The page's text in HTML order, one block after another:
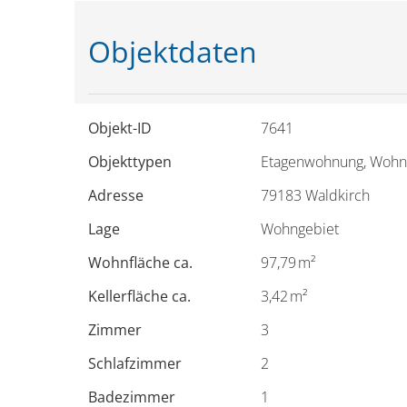
Objektdaten
Objekt-ID
7641
Objekttypen
Etagenwohnung,
Adresse
79183 Waldkirch
Lage
Wohngebiet
Wohnfläche ca.
97,79 m²
Kellerfläche ca.
3,42 m²
Zimmer
3
Schlafzimmer
2
Badezimmer
1